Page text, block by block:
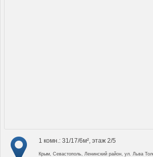
1 комн.: 31/17/6м², этаж 2/5
Крым, Севастополь, Ленинский район, ул. Льва